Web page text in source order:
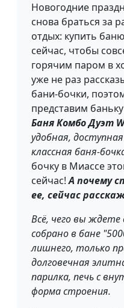
Новогодние
снова браться за
отдых: купить
сейчас, чтобы
горячим паром в
уже не раз
бани-бочки,
представим
Баня Комбо Дуэт
удобная,
классная баня-
бочку в Миассе
сейчас!А почему
ее, сейчас
Всё, чего вы
собрано в бане
лишнего, только
долговечная
парилка, печь с
форма строения.